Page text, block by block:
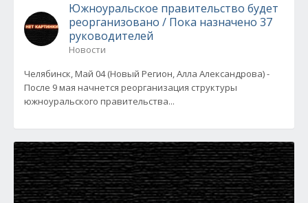
Южноуральское правительство будет
реорганизовано / Пока назначено 37
руководителей
Новости
Челябинск, Май 04 (Новый Регион, Алла Александрова) -
После 9 мая начнется реорганизация структуры
южноуральского правительства...